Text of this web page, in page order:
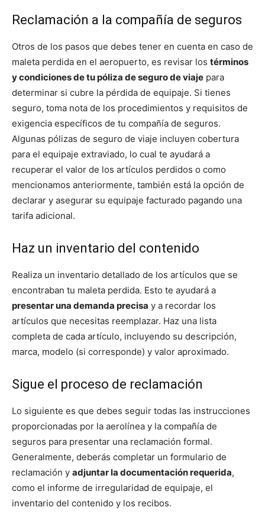
Reclamación a la compañía de seguros
Otros de los pasos que debes tener en cuenta en caso de
maleta perdida en el aeropuerto, es revisar los términos
y condiciones de tu póliza de seguro de viaje para
determinar si cubre la pérdida de equipaje. Si tienes
seguro, toma nota de los procedimientos y requisitos de
exigencia específicos de tu compañía de seguros.
Algunas pólizas de seguro de viaje incluyen cobertura
para el equipaje extraviado, lo cual te ayudará a
recuperar el valor de los artículos perdidos o como
mencionamos anteriormente, también está la opción de
declarar y asegurar su equipaje facturado pagando una
tarifa adicional.
Haz un inventario del contenido
Realiza un inventario detallado de los artículos que se
encontraban tu maleta perdida. Esto te ayudará a
presentar una demanda precisa y a recordar los
artículos que necesitas reemplazar. Haz una lista
completa de cada artículo, incluyendo su descripción,
marca, modelo (si corresponde) y valor aproximado.
Sigue el proceso de reclamación
Lo siguiente es que debes seguir todas las instrucciones
proporcionadas por la aerolínea y la compañía de
seguros para presentar una reclamación formal.
Generalmente, deberás completar un formulario de
reclamación y adjuntar la documentación requerida,
como el informe de irregularidad de equipaje, el
inventario del contenido y los recibos.